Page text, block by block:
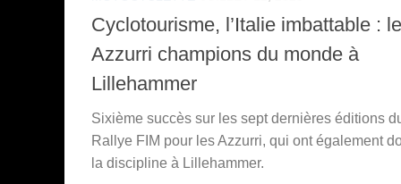
Cyclotourisme, l’Italie imbattable :
Azzurri champions du monde à
Lillehammer
Sixième succès sur les sept dernières éditions
Rallye FIM pour les Azzurri, qui ont également
la discipline à Lillehammer.